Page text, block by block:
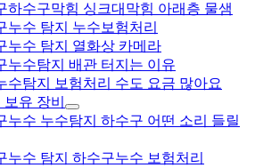
하수구막힘 싱크대막힘 아래층 물샘
누수 탐지 누수보험처리
누수 탐지 열화상 카메라
누수탐지 배관 터지는 이유
수탐지 보험처리 수도 요금 많아요
유 장비
누수 누수탐지 하수구 어떤 소리 들릴
누수 탐지 하수구누수 보험처리